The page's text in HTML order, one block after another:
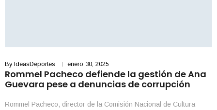
By IdeasDeportes enero 30, 2025
Rommel Pacheco defiende la gestión de Ana
Guevara pese a denuncias de corrupción
Rommel Pacheco, director de la Comisión Nacional de Cultura